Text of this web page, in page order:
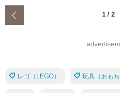
1 / 2
レゴ（LEGO） 玩具（おもち